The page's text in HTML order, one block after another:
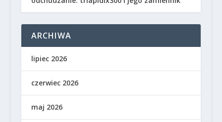
ARCHIWA
lipiec 2026
czerwiec 2026
maj 2026